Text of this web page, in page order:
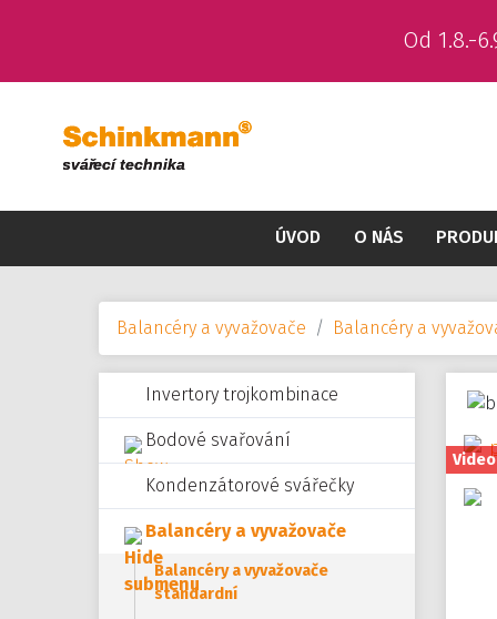
Od 1.8.-
ÚVOD O NÁS
Balancéry a vyvažovače Balancéry a
Invertory trojkombinace
Bodové svařování
Kondenzátorové svářečky
Balancéry a vyvažovače
Balancéry a vyvažovače
standardní
Video